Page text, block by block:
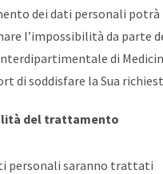
dei dati personali potrà
l’impossibilità da parte
di
di soddisfare la Sua
del trattamento
personali saranno trattati